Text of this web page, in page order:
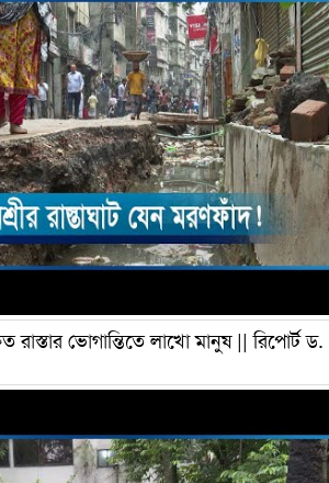
রাস্তার ভোগান্তিতে লাখো মানুষ || রিপোর্ট ড.